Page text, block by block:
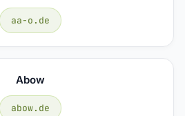
aa-o.de
Abow
abow.de